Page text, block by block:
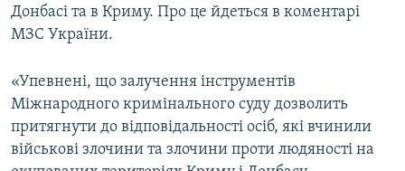
Донбасі та в Криму. Про це йдеться в коментарі
МЗС України.
«Упевнені, що залучення інструментів
Міжнародного кримінального суду дозволить
притягнути до відповідальності осіб, які вчинили
військові злочини та злочини проти людяності на